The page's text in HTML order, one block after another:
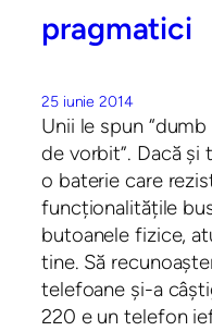
pragmatici
25 iunie 2014
Unii le spun
de vorbit”. Dacă și
o baterie care
funcționalitățile
butoanele fizice,
tine. Să
telefoane și-a
220 e un telefon